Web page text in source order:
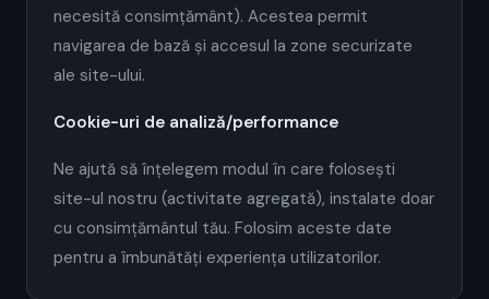
necesită consimțământ). Acestea permit
navigarea de bază și accesul la zone securizate
ale site-ului.
Cookie-uri de analiză/performance
Ne ajută să înțelegem modul în care folosești
site-ul nostru (activitate agregată), instalate doar
cu consimțământul tău. Folosim aceste date
pentru a îmbunătăți experiența utilizatorilor.